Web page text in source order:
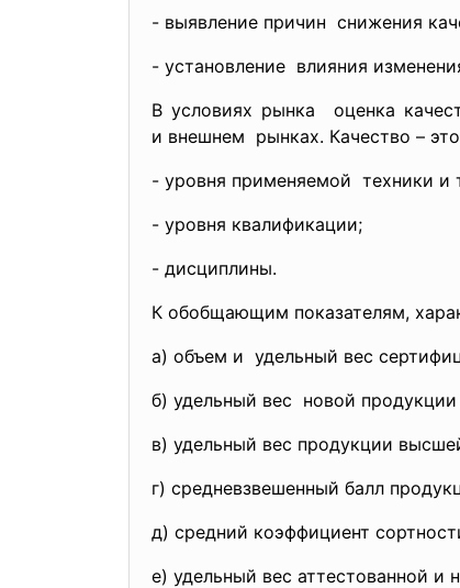
- выявление причин снижения
- установление влияния
В условиях рынка оценка
и внешнем рынках. Качество –
- уровня применяемой техники и
- уровня квалификации;
- дисциплины.
К обобщающим показателям,
а) объем и удельный вес
б) удельный вес новой
в) удельный вес продукции
г) средневзвешенный балл
д) средний коэффициент
е) удельный вес аттестованной и